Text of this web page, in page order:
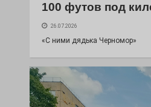
100 футов под
26.07.2026
«С ними дядька Черномор»